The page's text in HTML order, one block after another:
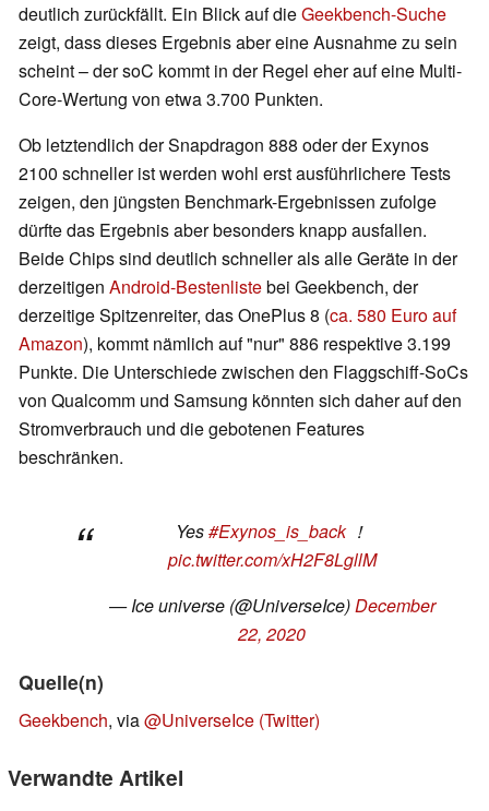
deutlich zurückfällt. Ein Blick auf dieGeekbench-Suche
zeigt, dass dieses Ergebnis aber eine Ausnahme zu sein
scheint – der soC kommt in der Regel eher auf eine Multi-
Core-Wertung von etwa 3.700 Punkten.
Ob letztendlich der Snapdragon 888 oder der Exynos
2100 schneller ist werden wohl erst ausführlichere Tests
zeigen, den jüngsten Benchmark-Ergebnissen zufolge
dürfte das Ergebnis aber besonders knapp ausfallen.
Beide Chips sind deutlich schneller als alle Geräte in der
derzeitigen Android-Bestenlistebei Geekbench, der
derzeitige Spitzenreiter, das OnePlus 8 (ca. 580 Euro auf
Amazon), kommt nämlich auf "nur" 886 respektive 3.199
Punkte. Die Unterschiede zwischen den Flaggschiff-SoCs
von Qualcomm und Samsung könnten sich daher auf den
Stromverbrauch und die gebotenen Features
beschränken.
Yes#Exynos_is_back！
pic.twitter.com/xH2F8LgllM
— Ice universe (@UniverseIce)December
22, 2020
Quelle(n)
Geekbench, via@UniverseIce (Twitter)
Verwandte Artikel